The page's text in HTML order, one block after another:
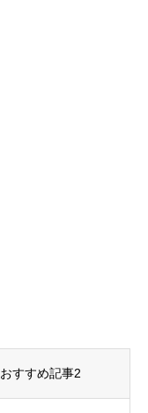
おすすめ記事2